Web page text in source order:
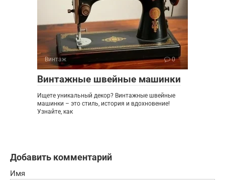
Винтаж 0
Винтажные швейные машинки
Ищете уникальный декор? Винтажные швейные
машинки – это стиль, история и вдохновение!
Узнайте, как
Добавить комментарий
Имя